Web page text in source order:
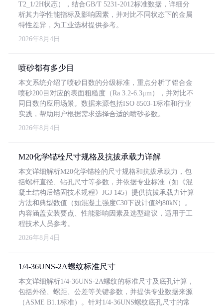
T2_1/2H状态），结合GB/T 5231-2012标准数据，详细分
析其力学性能指标及影响因素，并对比不同状态下的金属
特性差异，为工业选材提供参考。
2026年8月4日
喷砂都有多少目
本文系统介绍了喷砂目数的分级标准，重点分析了铝合金
喷砂200目对应的表面粗糙度（Ra 3.2-6.3μm），并对比不
同目数的应用场景。数据来源包括ISO 8503-1标准和行业
实践，帮助用户根据需求选择合适的喷砂参数。
2026年8月4日
M20化学锚栓尺寸规格及抗拔承载力详解
本文详细解析M20化学锚栓的尺寸规格和抗拔承载力，包
括螺杆直径、钻孔尺寸等参数，并依据专业标准（如《混
凝土结构后锚固技术规程》JGJ 145）提供抗拔承载力计算
方法和典型数值（如混凝土强度C30下设计值约80kN）。
内容涵盖安装要点、性能影响因素及选型建议，适用于工
程技术人员参考。
2026年8月4日
1/4-36UNS-2A螺纹标准尺寸
本文详细解析1/4-36UNS-2A螺纹的标准尺寸及底孔计算，
包括外径、螺距、公差等关键参数，并提供专业数据来源
（ASME B1.1标准）。针对1/4-36UNS螺纹底孔尺寸的常